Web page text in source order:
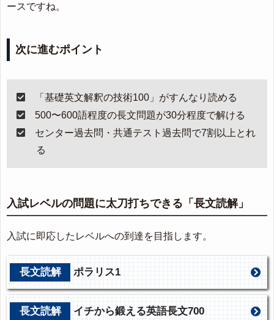
ースですね。
次に進むポイント
「基礎英文解釈の技術100」がすんなり読める
500〜600語程度の長文問題が30分程度で解ける
センター過去問・共通テスト過去問で7割以上とれ
る
入試レベルの問題に太刀打ちできる「長文読解」
入試に即応したレベルへの到達を目指します。
長文読解 ポラリス1
長文読解 イチから鍛える英語長文700